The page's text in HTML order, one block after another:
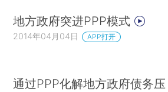
地方政府突进PPP模式
2014年04月04日 APP打开
通过PPP化解地方政府债务压